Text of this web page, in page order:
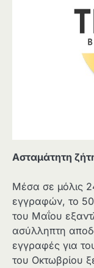
Ασταμάτητη
Μέσα σε μόλις
εγγραφών, το
του Μαΐου
ασύλληπτη
εγγραφές για
του Οκτωβρίου